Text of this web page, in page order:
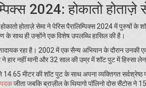
2024: होकातो होताज़े
होताज़े सेमा ने पेरिस पैरालिम्पिक्स 2024 में
के साथ ही उन्होंने एक विशेष उपलब्धि हासिल की है।
रहा है। 2002 में एक सैन्य अभियान के दौरान उनकी
ने हार नहीं मानी और 32 साल की उम्र में शॉट पुट में हिस्सा
मीटर की शॉट पुट के साथ अपना व्यक्तिगत सर्वश्रेष्ठ
पदकजीता जबकि ब्राज़ील के थियागो पॉलिनो दोस सैंटोस ने